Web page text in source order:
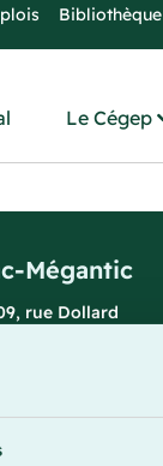
Bibliothèque
Le Cégep
Mégantic
rue Dollard
583-5432